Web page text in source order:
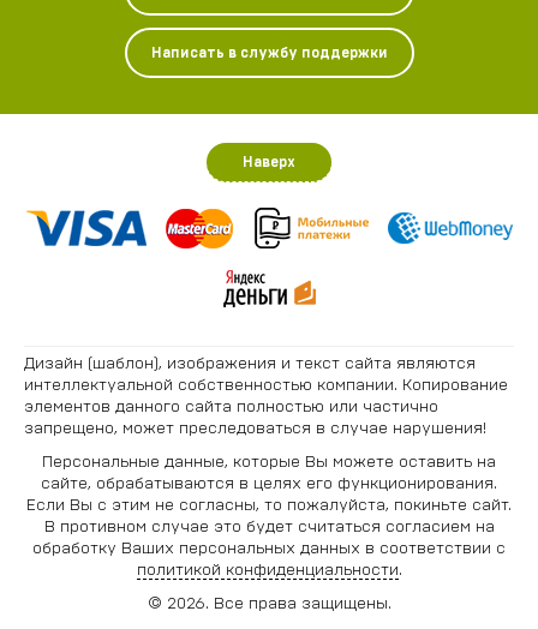
Написать в службу поддержки
Наверх
Дизайн (шаблон), изображения и текст сайта являются
интеллектуальной собственностью компании. Копирование
элементов данного сайта полностью или частично
запрещено, может преследоваться в случае нарушения!
Персональные данные, которые Вы можете оставить на
сайте, обрабатываются в целях его функционирования.
Если Вы с этим не согласны, то пожалуйста, покиньте сайт.
В противном случае это будет считаться согласием на
обработку Ваших персональных данных в соответствии с
политикой конфиденциальности.
© 2026. Все права защищены.